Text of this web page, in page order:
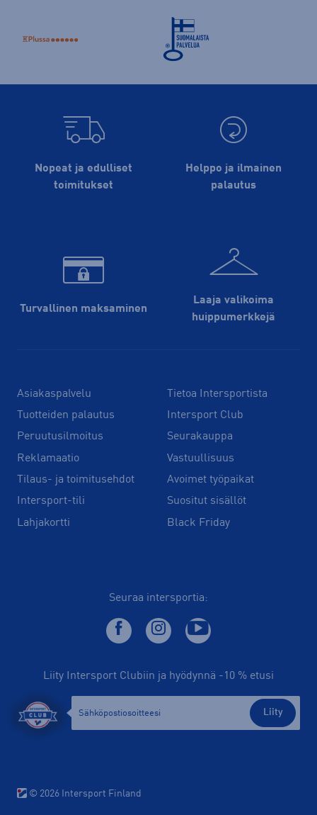
Nopeat ja edulliset
toimitukset
Helppo ja ilmainen
palautus
Turvallinen maksaminen
Laaja valikoima
huippu­merkkejä
Asiakaspalvelu
Tuotteiden palautus
Peruutusilmoitus
Reklamaatio
Tilaus- ja toimitusehdot
Intersport-tili
Lahjakortti
Tietoa Intersportista
Intersport Club
Seurakauppa
Vastuullisuus
Avoimet työpaikat
Suositut sisällöt
Black Friday
Seuraa intersportia:
Liity Intersport Clubiin ja hyödynnä -10 % etusi
Liity
© 2026 Intersport Finland